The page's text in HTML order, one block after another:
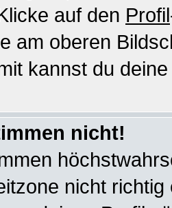
auf den Profil
am oberen
kannst du
nicht!
nicht